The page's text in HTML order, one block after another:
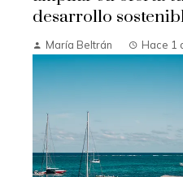
desarrollo
María Beltrán Hace 1